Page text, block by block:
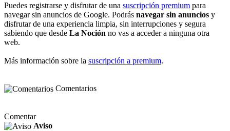
Puedes registrarse y disfrutar de una suscripción premium para
navegar sin anuncios de Google. Podrás navegar sin anuncios y
disfrutar de una experiencia limpia, sin interrupciones y segura
sabiendo que desde La Noción no vas a acceder a ninguna otra
web.
Más información sobre la suscripción a premium.
Comentarios
Comentar
Aviso